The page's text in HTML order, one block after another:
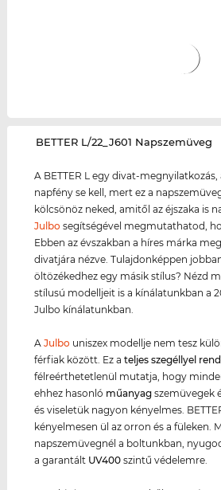
‌BETTER L/22_J601 Napszemüveg
A BETTER L egy divat-
napfény se kell, mert ez a
kölcsönöz neked, amitől az éjszaka is
Julbo segítségével megmutathatod,
Ebben az évszakban a híres márka
divatjára nézve. Tulajdonképpen
öltözékedhez egy másik stílus? Nézd
stílusú modelljeit is a kínálatunkban a
Julbo kínálatunkban.
AJulbo uniszex modellje nem tesz
férfiak között. Ez ateljes szegéllyel
félreérthetetlenül mutatja, hogy
ehhez hasonló műanyag szemüvegek
és viseletük nagyon kényelmes.
kényelmesen ül az orron és a füleken.
napszemüvegnél a boltunkban,
a garantált UV400 szintű védelemre.